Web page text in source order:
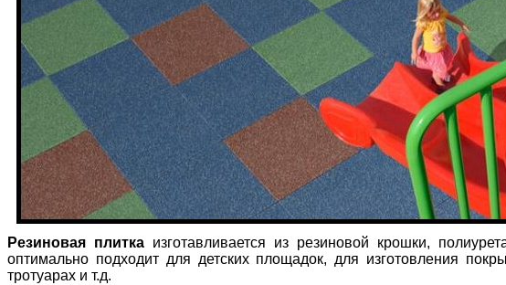
Резиновая плиткаизготавливается из резиновой крошки,
оптимально подходит для детских площадок, для изготовления
тротуарах и т.д.